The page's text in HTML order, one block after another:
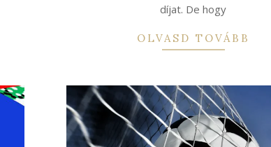
díjat. De hogy
OLVASD TOVÁBB